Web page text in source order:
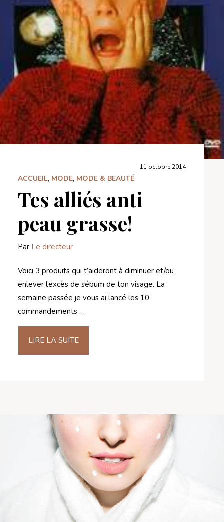
11 octobre 2014
ACCUEIL, MODE, MODE & BEAUTÉ
Tes alliés anti
peau grasse!
Par Le directeur
Voici 3 produits qui t’aideront à diminuer et/ou
enlever l’excès de sébum de ton visage. La
semaine passée je vous ai lancé les 10
commandements …
LIRE LA SUITE